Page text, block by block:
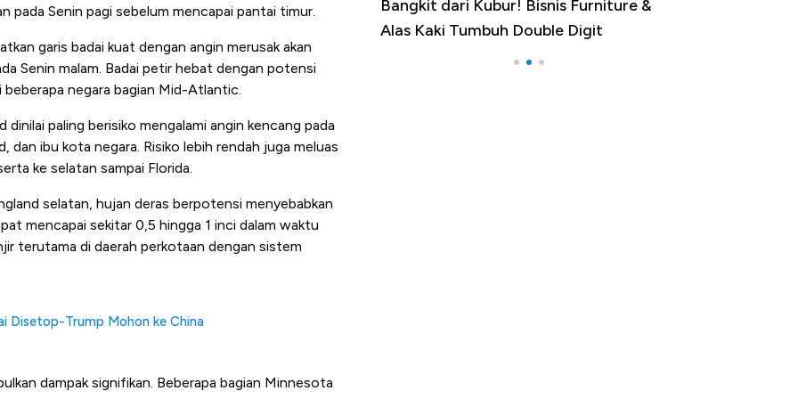
pada Senin pagi sebelum mencapai pantai timur.
garis badai kuat dengan angin merusak akan
Senin malam. Badai petir hebat dengan potensi
negara bagian Mid-Atlantic.
dinilai paling berisiko mengalami angin kencang pada
dan ibu kota negara. Risiko lebih rendah juga meluas
ke selatan sampai Florida.
selatan, hujan deras berpotensi menyebabkan
mencapai sekitar 0,5 hingga 1 inci dalam waktu
terutama di daerah perkotaan dengan sistem
Disetop-Trump Mohon ke China
dampak signifikan. Beberapa bagian Minnesota
Dominasi China Menggila, Jadi Sumber
Bangkit dari Kubur! Bisnis Furniture &
Alas Kaki Tumbuh Double Digit